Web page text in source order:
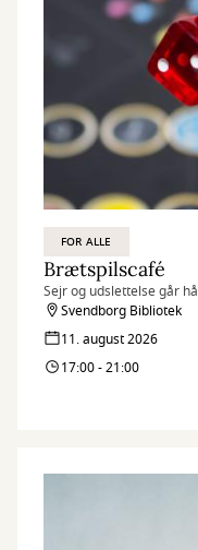
FOR ALLE
Brætspilscafé
Sejr og udslettelse går
Svendborg Bibliotek
11. august 2026
17:00 - 21:00